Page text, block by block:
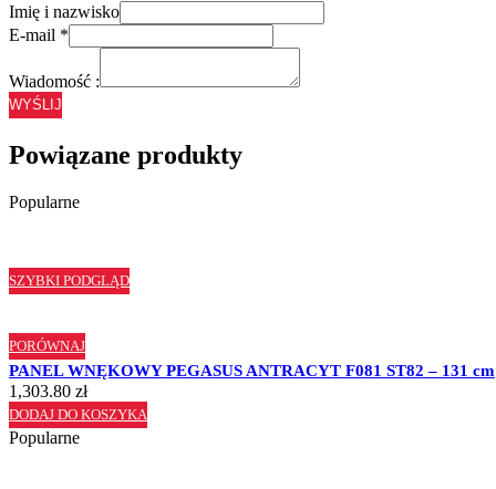
Imię i nazwisko
E-mail *
Wiadomość :
WYŚLIJ
Powiązane produkty
Popularne
SZYBKI PODGLĄD
PORÓWNAJ
PANEL WNĘKOWY PEGASUS ANTRACYT F081 ST82 – 131 cm
1,303.80 zł
DODAJ DO KOSZYKA
Popularne